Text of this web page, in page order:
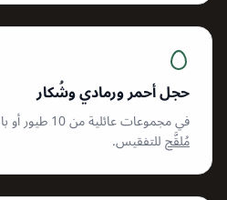
حجل أحمر ورمادي وشُكار
في مجموعات عائلية من 10 طيور أو بالوحدة، وكذلك
مُلقَّحللتفقيس.